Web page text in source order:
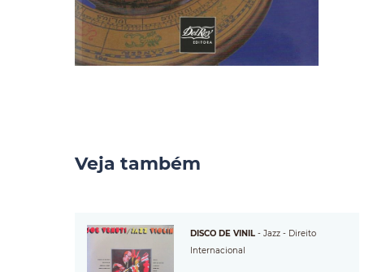
Veja também
DISCO DE VINIL - Jazz - Direito
Internacional